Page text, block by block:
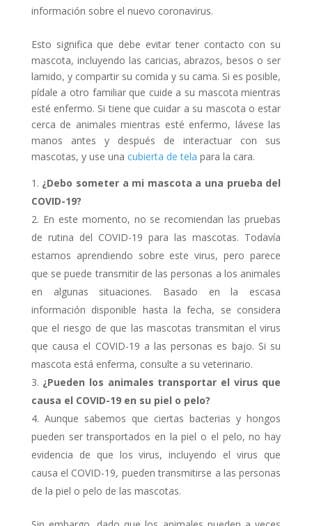
información sobre el nuevo coronavirus.
Esto significa que debe evitar tener contacto con su
mascota, incluyendo las caricias, abrazos, besos o ser
lamido, y compartir su comida y su cama. Si es posible,
pídale a otro familiar que cuide a su mascota mientras
esté enfermo. Si tiene que cuidar a su mascota o estar
cerca de animales mientras esté enfermo, lávese las
manos antes y después de interactuar con sus
mascotas, y use una cubierta de tela para la cara.
¿Debo someter a mi mascota a una prueba del
COVID-19?
En este momento, no se recomiendan las pruebas
de rutina del COVID-19 para las mascotas. Todavía
estamos aprendiendo sobre este virus, pero parece
que se puede transmitir de las personas a los animales
en algunas situaciones. Basado en la escasa
información disponible hasta la fecha, se considera
que el riesgo de que las mascotas transmitan el virus
que causa el COVID-19 a las personas es bajo. Si su
mascota está enferma, consulte a su veterinario.
¿Pueden los animales transportar el virus que
causa el COVID-19 en su piel o pelo?
Aunque sabemos que ciertas bacterias y hongos
pueden ser transportados en la piel o el pelo, no hay
evidencia de que los virus, incluyendo el virus que
causa el COVID-19, pueden transmitirse a las personas
de la piel o pelo de las mascotas.